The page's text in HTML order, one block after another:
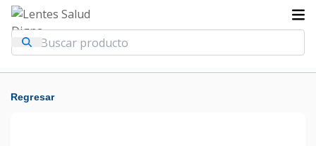
Regresar